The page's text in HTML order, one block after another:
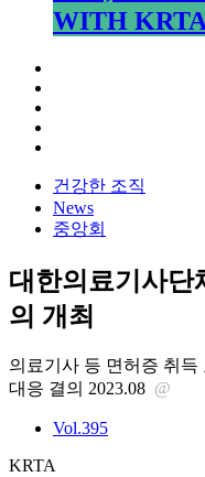
WITH KRTA
건강한 조직
News
중앙회
대한의료기사단
의 개최
의료기사 등 면허증 취
대응 결의 2023.08 @
Vol.395
KRTA